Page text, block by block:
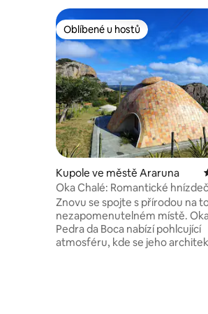
Oblíbené u hostů
Oblíbené u hostů
Kupole ve městě Araruna
Oka Chalé: Romantické
Znovu se spojte s přírodou na
nezapomenutelném místě.
Pedra da Boca nabízí pohlcující
atmosféru, kde se jeho